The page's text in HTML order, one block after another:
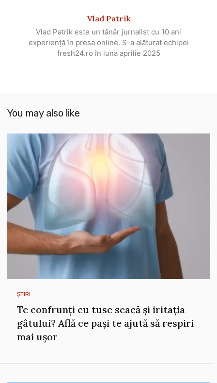
Vlad Patrik
Vlad Patrik este un tânăr jurnalist cu 10 ani
experiență în presa online. S-a alăturat echipei
fresh24.ro în luna aprilie 2025
You may also like
ȘTIRI
Te confrunți cu tuse seacă și iritația
gâtului? Află ce pași te ajută să respiri
mai ușor